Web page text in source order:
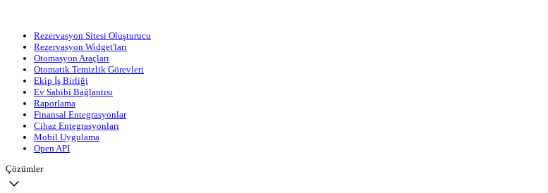
Rezervasyon Sitesi Oluşturucu
Rezervasyon Widget'ları
Otomasyon Araçları
Otomatik Temizlik Görevleri
Ekip İş Birliği
Ev Sahibi Bağlantısı
Raporlama
Finansal Entegrasyonlar
Cihaz Entegrasyonları
Mobil Uygulama
Open API
Çözümler